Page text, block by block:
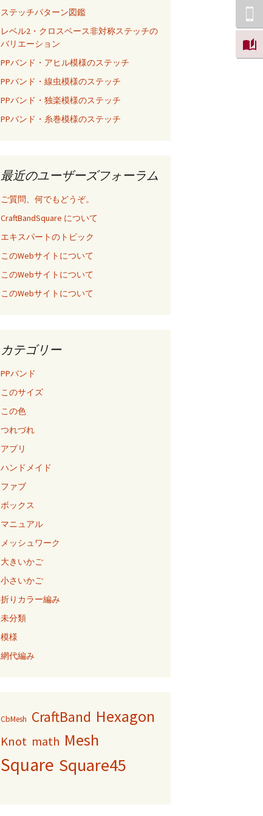
ステッチパターン図鑑
レベル2・クロスベース非対称ステッチの
バリエーション
PPバンド・アヒル模様のステッチ
PPバンド・線虫模様のステッチ
PPバンド・独楽模様のステッチ
PPバンド・糸巻模様のステッチ
最近のユーザーズフォーラム
ご質問、何でもどうぞ。
CraftBandSquare について
エキスパートのトピック
このWebサイトについて
このWebサイトについて
このWebサイトについて
カテゴリー
PPバンド
このサイズ
この色
つれづれ
アプリ
ハンドメイド
ファブ
ボックス
マニュアル
メッシュワーク
大きいかご
小さいかご
折りカラー編み
未分類
模様
網代編み
CbMesh CraftBand Hexagon
Knot math Mesh
Square Square45